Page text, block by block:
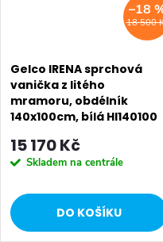
18 500
–18
Gelco IRENA sprchová
vanička z litého
mramoru, obdélník
140x100cm, bílá HI140100
15 170 Kč
Skladem na centrále
DO KOŠÍKU